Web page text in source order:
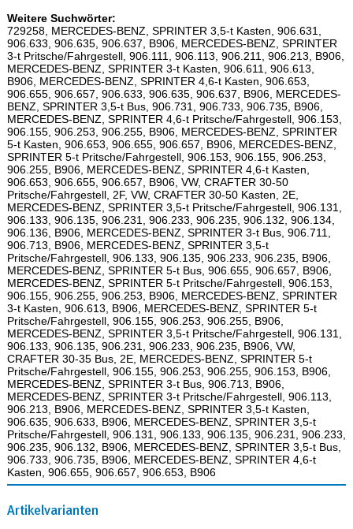
Weitere Suchwörter:
729258, MERCEDES-BENZ, SPRINTER 3,5-t Kasten, 906.631,
906.633, 906.635, 906.637, B906, MERCEDES-BENZ, SPRINTER
3-t Pritsche/Fahrgestell, 906.111, 906.113, 906.211, 906.213, B906,
MERCEDES-BENZ, SPRINTER 3-t Kasten, 906.611, 906.613,
B906, MERCEDES-BENZ, SPRINTER 4,6-t Kasten, 906.653,
906.655, 906.657, 906.633, 906.635, 906.637, B906, MERCEDES-
BENZ, SPRINTER 3,5-t Bus, 906.731, 906.733, 906.735, B906,
MERCEDES-BENZ, SPRINTER 4,6-t Pritsche/Fahrgestell, 906.153,
906.155, 906.253, 906.255, B906, MERCEDES-BENZ, SPRINTER
5-t Kasten, 906.653, 906.655, 906.657, B906, MERCEDES-BENZ,
SPRINTER 5-t Pritsche/Fahrgestell, 906.153, 906.155, 906.253,
906.255, B906, MERCEDES-BENZ, SPRINTER 4,6-t Kasten,
906.653, 906.655, 906.657, B906, VW, CRAFTER 30-50
Pritsche/Fahrgestell, 2F, VW, CRAFTER 30-50 Kasten, 2E,
MERCEDES-BENZ, SPRINTER 3,5-t Pritsche/Fahrgestell, 906.131,
906.133, 906.135, 906.231, 906.233, 906.235, 906.132, 906.134,
906.136, B906, MERCEDES-BENZ, SPRINTER 3-t Bus, 906.711,
906.713, B906, MERCEDES-BENZ, SPRINTER 3,5-t
Pritsche/Fahrgestell, 906.133, 906.135, 906.233, 906.235, B906,
MERCEDES-BENZ, SPRINTER 5-t Bus, 906.655, 906.657, B906,
MERCEDES-BENZ, SPRINTER 5-t Pritsche/Fahrgestell, 906.153,
906.155, 906.255, 906.253, B906, MERCEDES-BENZ, SPRINTER
3-t Kasten, 906.613, B906, MERCEDES-BENZ, SPRINTER 5-t
Pritsche/Fahrgestell, 906.155, 906.253, 906.255, B906,
MERCEDES-BENZ, SPRINTER 3,5-t Pritsche/Fahrgestell, 906.131,
906.133, 906.135, 906.231, 906.233, 906.235, B906, VW,
CRAFTER 30-35 Bus, 2E, MERCEDES-BENZ, SPRINTER 5-t
Pritsche/Fahrgestell, 906.155, 906.253, 906.255, 906.153, B906,
MERCEDES-BENZ, SPRINTER 3-t Bus, 906.713, B906,
MERCEDES-BENZ, SPRINTER 3-t Pritsche/Fahrgestell, 906.113,
906.213, B906, MERCEDES-BENZ, SPRINTER 3,5-t Kasten,
906.635, 906.633, B906, MERCEDES-BENZ, SPRINTER 3,5-t
Pritsche/Fahrgestell, 906.131, 906.133, 906.135, 906.231, 906.233,
906.235, 906.132, B906, MERCEDES-BENZ, SPRINTER 3,5-t Bus,
906.733, 906.735, B906, MERCEDES-BENZ, SPRINTER 4,6-t
Kasten, 906.655, 906.657, 906.653, B906
Artikelvarianten